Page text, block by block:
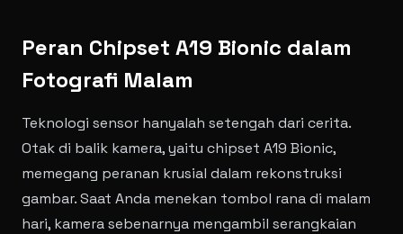
Peran Chipset A19 Bionic dalam
Fotografi Malam
Teknologi sensor hanyalah setengah dari cerita.
Otak di balik kamera, yaitu chipset A19 Bionic,
memegang peranan krusial dalam rekonstruksi
gambar. Saat Anda menekan tombol rana di malam
hari, kamera sebenarnya mengambil serangkaian